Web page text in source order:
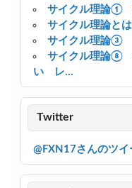
サイクル理論①
サイクル理論と
サイクル理論③
サイクル理論⑧
い レ...
Twitter
@FXN17さんのツイ